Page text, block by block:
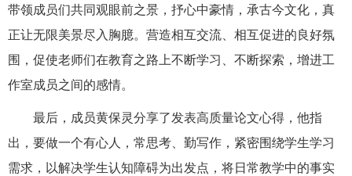
带领成员们共同观眼前之景，抒心中豪情，承古今文化，真
正让无限美景尽入胸臆。营造相互交流、相互促进的良好氛
围，促使老师们在教育之路上不断学习、不断探索，增进工
作室成员之间的感情。
最后，成员黄保灵分享了发表高质量论文心得，他指
出，要做一个有心人，常思考、勤写作，紧密围绕学生学习
需求，以解决学生认知障碍为出发点，将日常教学中的事实